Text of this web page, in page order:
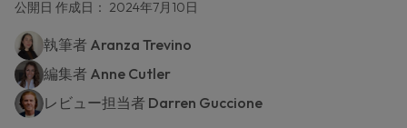
公開日 作成日： 2024年7月10日
執筆者 Aranza Trevino
編集者 Anne Cutler
レビュー担当者 Darren Guccione